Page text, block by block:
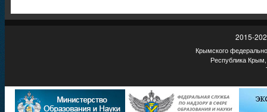
2015-
Крымского
Республика